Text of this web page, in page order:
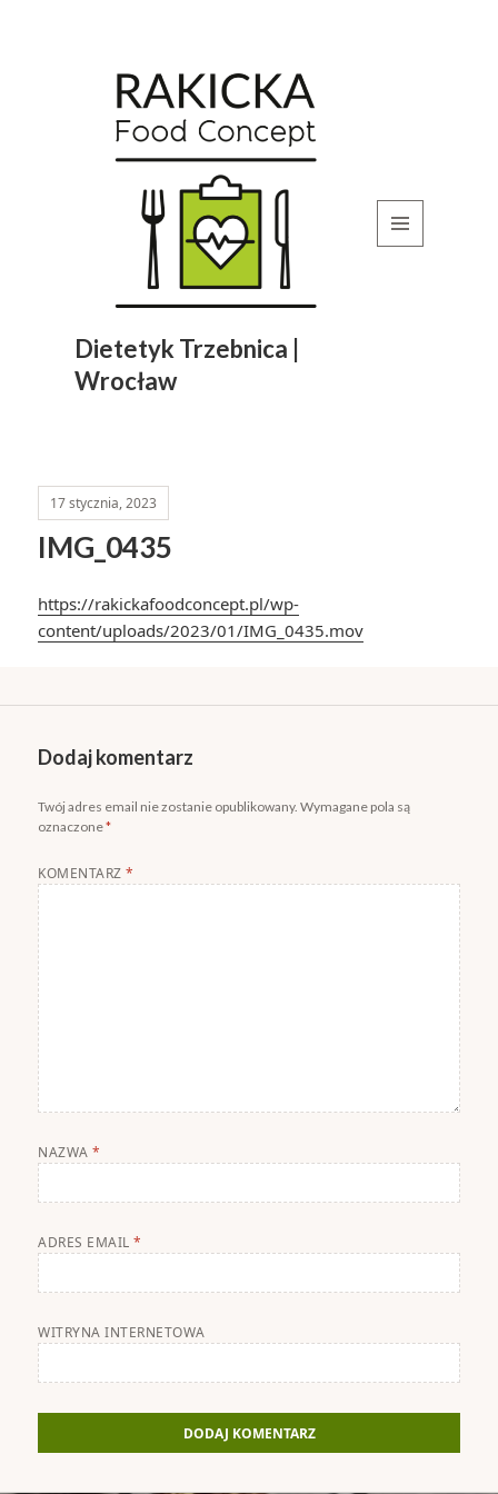
Dietetyk Trzebnica |
Wrocław
17 stycznia, 2023
IMG_0435
https://rakickafoodconcept.pl/wp-
content/uploads/2023/01/IMG_0435.mov
Dodaj komentarz
Twój adres email nie zostanie opublikowany. Wymagane pola są
oznaczone*
KOMENTARZ*
NAZWA*
ADRES EMAIL*
WITRYNA INTERNETOWA